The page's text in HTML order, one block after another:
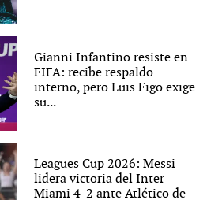
Gianni Infantino resiste en
FIFA: recibe respaldo
interno, pero Luis Figo exige
su...
Leagues Cup 2026: Messi
lidera victoria del Inter
Miami 4-2 ante Atlético de